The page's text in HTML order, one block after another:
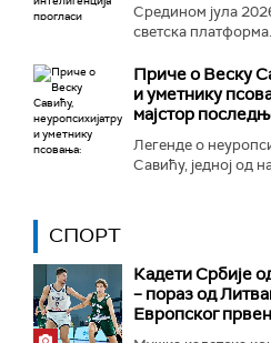
Средином јула
светска
Приче о Веску
и уметнику
мајстор
Легенде о
Савићу, једној од
СПОРТ
Кадети Србије
– пораз од
Европског